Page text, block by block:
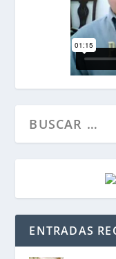
ENTRADAS